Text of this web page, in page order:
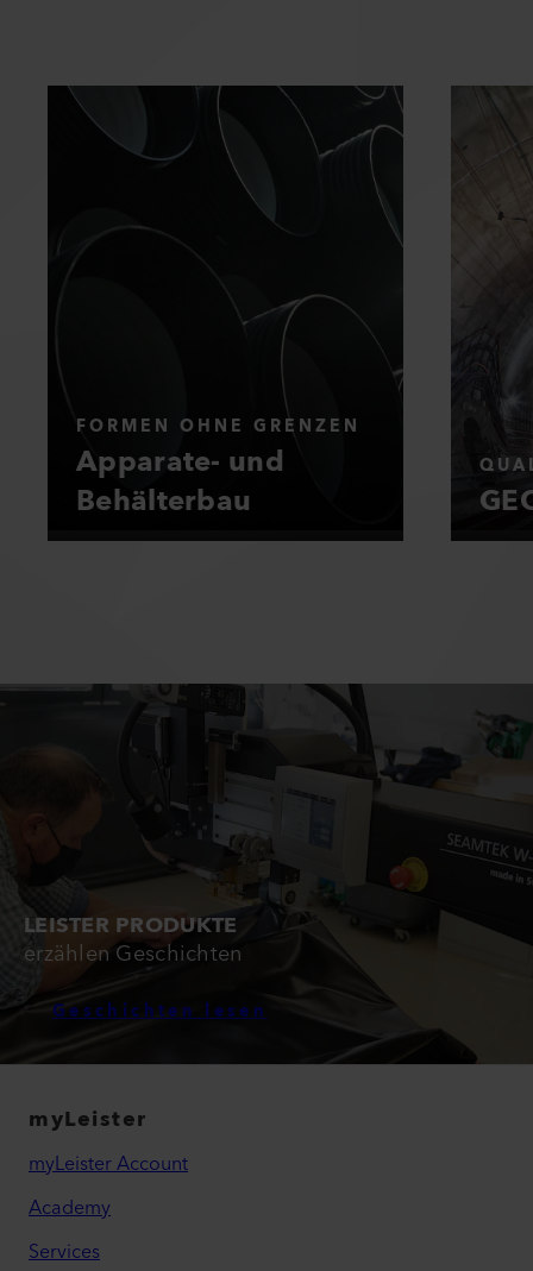
FORMEN OHNE GRENZEN
Apparate- und
Behälterbau
LEISTER PRODUKTE
erzählen Geschichten
Geschichten lesen
myLeister
myLeister Account
Academy
Services